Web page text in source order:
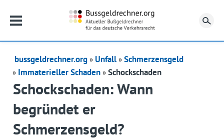
bussgeldrechner.org Unfall
Schmerzensgeld
Immaterieller Schaden
Schockschaden
Schockschaden: Wann
begründet er
Schmerzensgeld?